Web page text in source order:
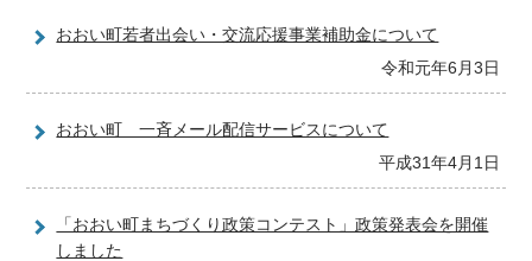
おおい町若者出会い・交流応援事業補助金について
令和元年6月3日
おおい町 一斉メール配信サービスについて
平成31年4月1日
「おおい町まちづくり政策コンテスト」政策発表会を開催
しました